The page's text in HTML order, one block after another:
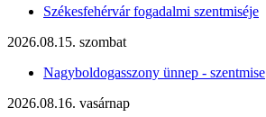
Székesfehérvár fogadalmi szentmiséje
2026.08.15. szombat
Nagyboldogasszony ünnep - szentmise
2026.08.16. vasárnap